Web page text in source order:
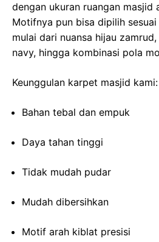
dengan ukuran ruangan masjid
Motifnya pun bisa dipilih
mulai dari nuansa hijau
navy, hingga kombinasi pola
Keunggulan karpet masjid kami:
Bahan tebal dan empuk
Daya tahan tinggi
Tidak mudah pudar
Mudah dibersihkan
Motif arah kiblat presisi